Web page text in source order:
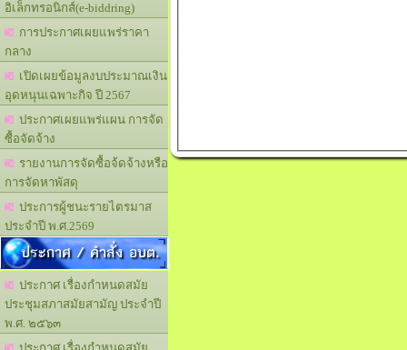
อิเล็กทรอนิกส์(e-biddring)
การประกาศเผยแพร่ราคา
กลาง
เปิดเผยข้อมูลงบประมาณเงิน
อุดหนุนเฉพาะกิจ ปี 2567
ประกาศเผยแพร่แผน การจัด
ซื้อจัดจ้าง
รายงานการจัดซื้อจ้ดจ้างหรือ
การจัดหาพัสดุ
ประการผู้ชนะรายไตรมาส
ประจำปี พ.ศ.2569
ประกาศ / คำสั่ง อบต.
ประกาศ เรื่องกำหนดสมัย
ประชุมสภาสมัยสามัญ ประจำปี
พ.ศ. ๒๕๖๓